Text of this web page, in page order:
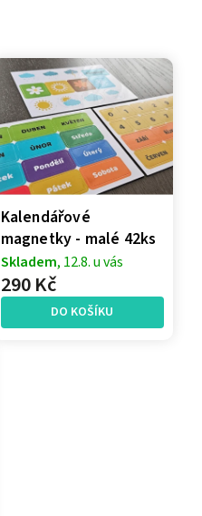
Kalendářové
magnetky - malé 42ks
Skladem, 12.8. u vás
290 Kč
DO KOŠÍKU